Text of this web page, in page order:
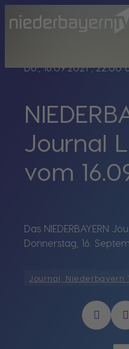
Do., 16.09.2021, 22:00
Journal
vom
Das NIEDERBAYERN
Donnerstag, 16.
Journal, Niederbayern